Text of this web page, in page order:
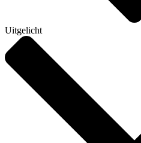
Uitgelicht